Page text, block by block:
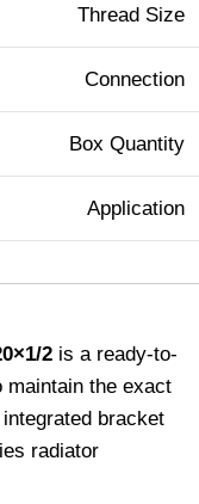
Thread Size
Connection
Box Quantity
Application
2 is a ready-to-
maintain the exact
bracket
radiator